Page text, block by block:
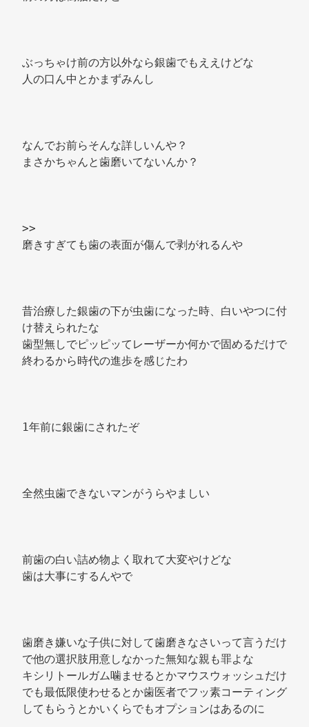
ぶっちゃけ前の方以外なら銀歯でもええけどな
人の口ん中とかまずみんし
なんでお前らそんな詳しいんや？
まさかちゃんと歯磨いてないんか？
>>
磨きすぎても歯の表面が傷んで剥がれるんや
昔治療した銀歯の下が虫歯になった時、白いやつに付
け替えられたな
歯型無しでピッピッてレーザーか何かで固めるだけで
終わるから時代の進歩を感じたわ
1年前に銀歯にされたぞ
全然虫歯できないマンがうらやましい
前歯の白い詰め物よく取れて大変やけどな
歯は大事にするんやで
歯磨き嫌いな子供に対して歯磨きなさいって言うだけ
で他の選択肢用意しなかった無知な親も罪よな
キシリトールガム噛ませるとかマウスウォッシュだけ
でも最低限使わせるとか歯医者でフッ素コーティング
してもらうとかいくらでもオプションはあるのに